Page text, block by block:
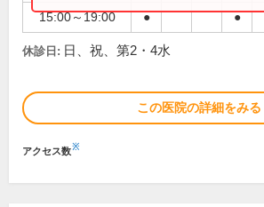
15:00～19:00 ● ●
休診日: 日、祝、第2・4水
この医院の詳細をみる
アクセス数※